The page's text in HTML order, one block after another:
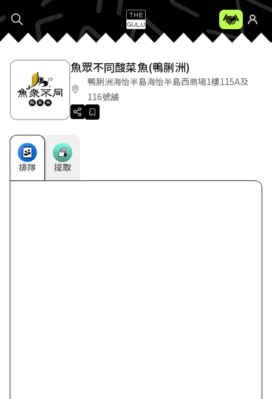
魚眾不同酸菜魚(鴨脷洲)
鴨脷洲海怡半島海怡半島西商場1樓115A及
116號舖
排隊 提取